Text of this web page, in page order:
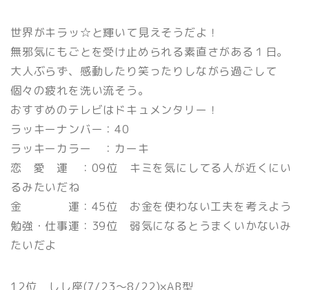
世界がキラッ☆と輝いて見えそうだよ！
無邪気にもごとを受け止められる素直さがある１日。
大人ぶらず、感動したり笑ったりしながら過ごして
個々の疲れを洗い流そう。
おすすめのテレビはドキュメンタリー！
ラッキーナンバー：40
ラッキーカラー ：カーキ
恋 愛 運 ：09位 キミを気にしてる人が近くにい
るみたいだね
金 運：45位 お金を使わない工夫を考えよう
勉強・仕事運：39位 弱気になるとうまくいかないみ
たいだよ
12位 しし座(7/23〜8/22)×AB型